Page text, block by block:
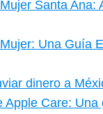
Santa Ana:
Una Guía
dinero a
Apple Care: